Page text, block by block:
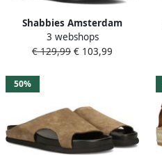
Shabbies Amsterdam
Shabbies Dames Sandalen
met hak Maro Bold Zwart
3 webshops
€ 129,99 € 103,99
50%